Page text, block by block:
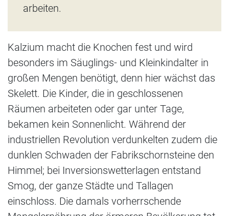
arbeiten.
Kalzium macht die Knochen fest und wird
besonders im Säuglings- und Kleinkindalter in
großen Mengen benötigt, denn hier wächst das
Skelett. Die Kinder, die in geschlossenen
Räumen arbeiteten oder gar unter Tage,
bekamen kein Sonnenlicht. Während der
industriellen Revolution verdunkelten zudem die
dunklen Schwaden der Fabrikschornsteine den
Himmel; bei Inversionswetterlagen entstand
Smog, der ganze Städte und Tallagen
einschloss. Die damals vorherrschende